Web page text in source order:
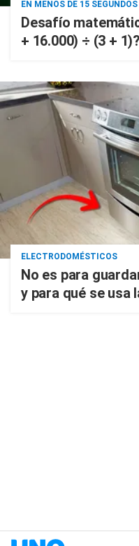
EN MENOS DE 15 SEGUNDOS
Desafío
+ 16.000) ÷ (3 + 1)?
ELECTRODOMÉSTICOS
No es para
y para qué se usa